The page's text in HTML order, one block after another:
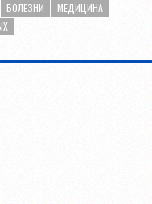
БОЛЕЗНИ
МЕДИЦИНА